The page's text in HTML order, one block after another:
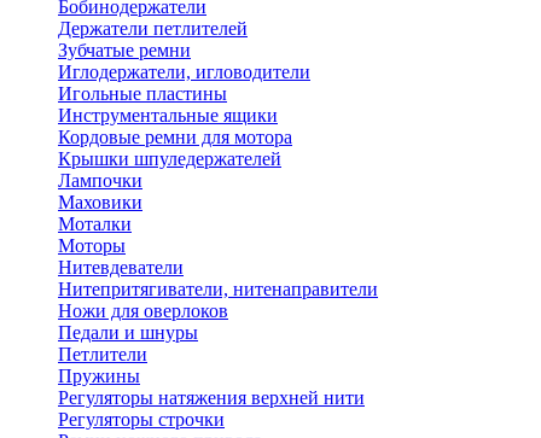
Бобинодержатели
Держатели петлителей
Зубчатые ремни
Иглодержатели, игловодители
Игольные пластины
Инструментальные ящики
Кордовые ремни для мотора
Крышки шпуледержателей
Лампочки
Маховики
Моталки
Моторы
Нитевдеватели
Нитепритягиватели, нитенаправители
Ножи для оверлоков
Педали и шнуры
Петлители
Пружины
Регуляторы натяжения верхней нити
Регуляторы строчки